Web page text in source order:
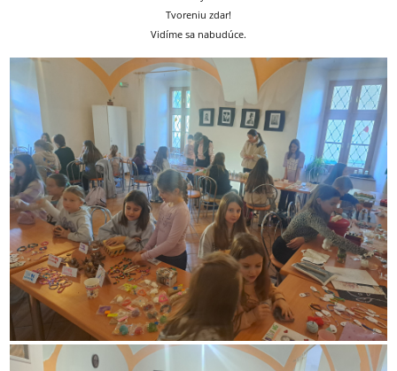
Tvoreniu zdar!
Vidíme sa nabudúce.